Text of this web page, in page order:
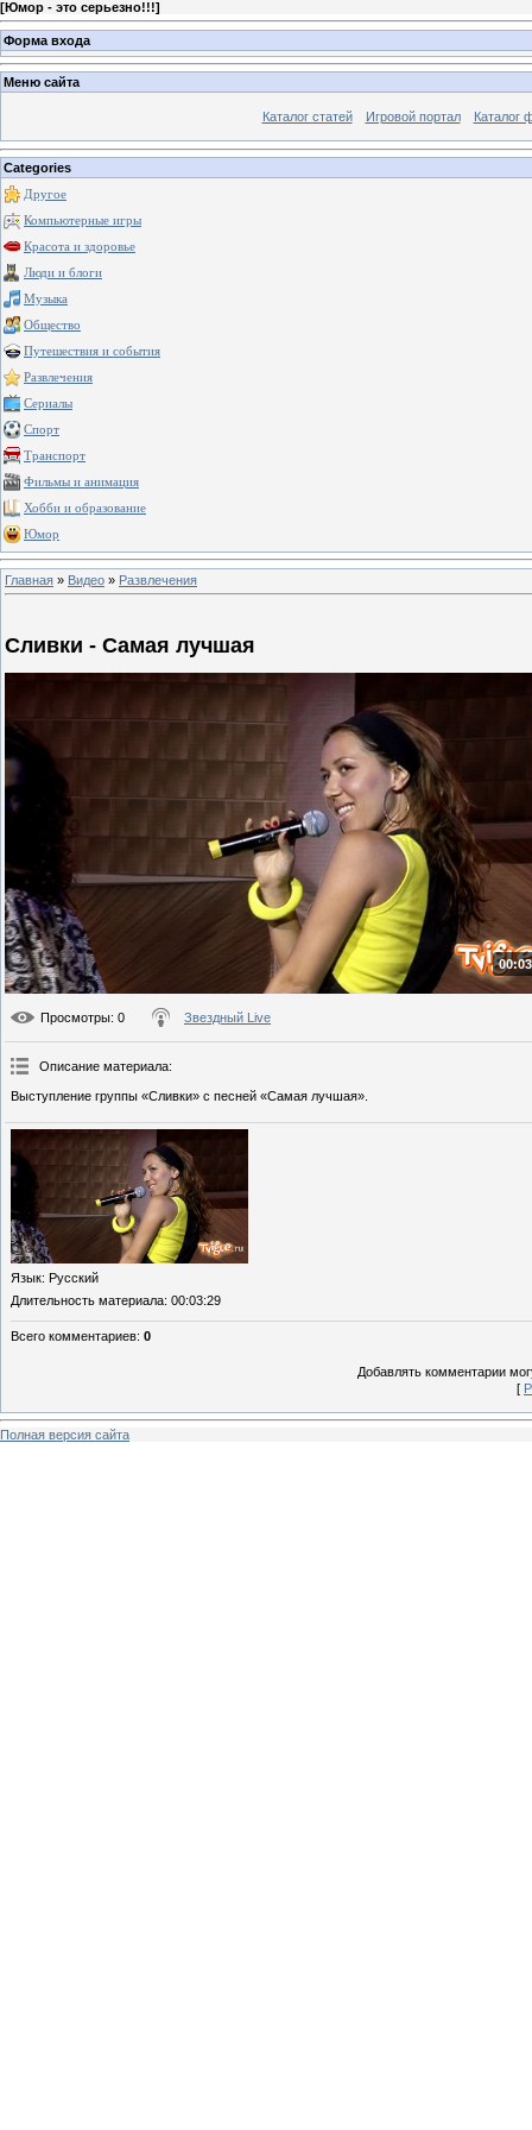
[Юмор - это серьезно!!!]
Форма входа
Меню сайта
Каталог статей Игровой портал Каталог
Categories
Другое
Компьютерные игры
Красота и здоровье
Люди и блоги
Музыка
Общество
Путешествия и события
Развлечения
Сериалы
Спорт
Транспорт
Фильмы и анимация
Хобби и образование
Юмор
Главная » Видео » Развлечения
Сливки - Самая лучшая
Просмотры: 0 Звездный Live
Описание материала:
Выступление группы «Сливки» с песней «Самая лучшая».
Язык: Русский
Длительность материала: 00:03:29
Всего комментариев: 0
Добавлять комментарии
[
Полная версия сайта